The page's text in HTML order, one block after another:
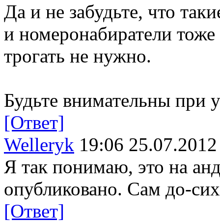
Да и не забудьте, что
и номеронабиратели
трогать не нужно.
Будьте внимательны при
[Ответ]
Welleryk 19:06 25.07.2012
Я так понимаю, это на
опубликовано. Сам до-
[Ответ]